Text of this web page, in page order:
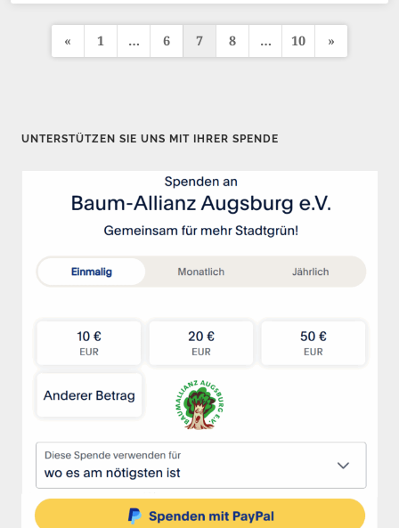
t
r
e
r
« 1 … 6 7 8 … 10 »
UNTERSTÜTZEN SIE UNS MIT IHRER SPENDE